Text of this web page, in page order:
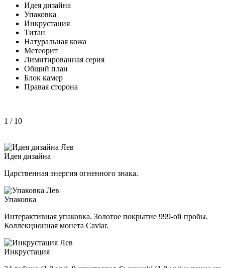
Идея дизайна
Упаковка
Инкрустация
Титан
Натуральная кожа
Метеорит
Лимитированная серия
Общий план
Блок камер
Правая сторона
1 / 10
Идея дизайна
Царственная энергия огненного знака.
Упаковка
Интерактивная упаковка. Золотое покрытие 999-ой пробы.
Коллекционная монета Caviar.
Инкрустация